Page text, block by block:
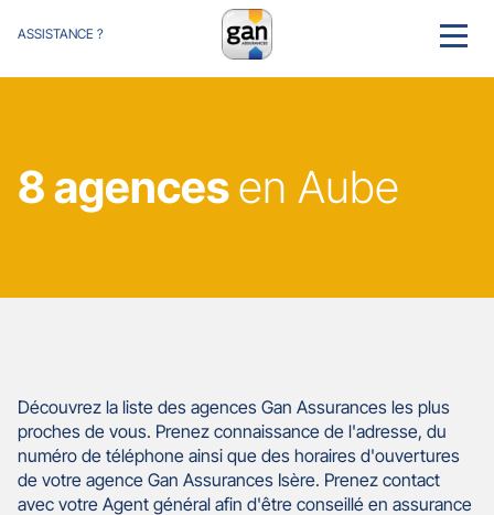
ASSISTANCE ? MENU
8 agencesen Aube
Découvrez la liste des agences Gan Assurances les plus
proches de vous. Prenez connaissance de l'adresse, du
numéro de téléphone ainsi que des horaires d'ouvertures
de votre agence Gan Assurances Isère. Prenez contact
avec votre Agent général afin d'être conseillé en assurance